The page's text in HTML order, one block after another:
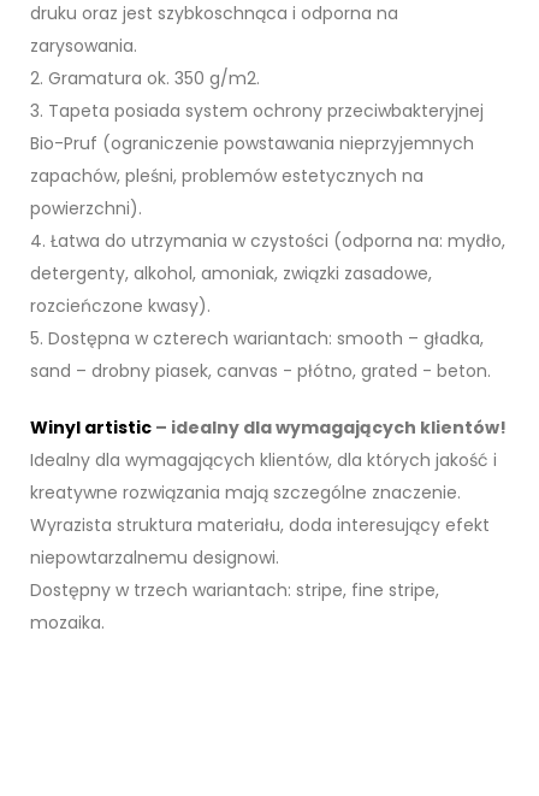
druku oraz jest szybkoschnąca i odporna na
zarysowania.
2. Gramatura ok. 350 g/m2.
3. Tapeta posiada system ochrony przeciwbakteryjnej
Bio-Pruf (ograniczenie powstawania nieprzyjemnych
zapachów, pleśni, problemów estetycznych na
powierzchni).
4. Łatwa do utrzymania w czystości (odporna na: mydło,
detergenty, alkohol, amoniak, związki zasadowe,
rozcieńczone kwasy).
5. Dostępna w czterech wariantach: smooth – gładka,
sand – drobny piasek, canvas - płótno, grated - beton.
Winyl artistic – idealny dla wymagających klientów!
Idealny dla wymagających klientów, dla których jakość i
kreatywne rozwiązania mają szczególne znaczenie.
Wyrazista struktura materiału, doda interesujący efekt
niepowtarzalnemu designowi.
Dostępny w trzech wariantach: stripe, fine stripe,
mozaika.